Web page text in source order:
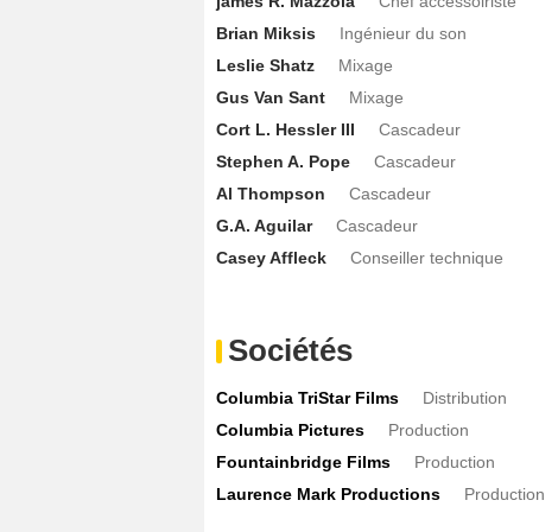
Brian Miksis
Ingénieur du son
Leslie Shatz
Mixage
Gus Van Sant
Mixage
Cort L. Hessler III
Cascadeur
Stephen A. Pope
Cascadeur
Al Thompson
Cascadeur
G.A. Aguilar
Cascadeur
Casey Affleck
Conseiller technique
Sociétés
Columbia TriStar Films
Distribution
Columbia Pictures
Production
Fountainbridge Films
Production
Laurence Mark Productions
Production